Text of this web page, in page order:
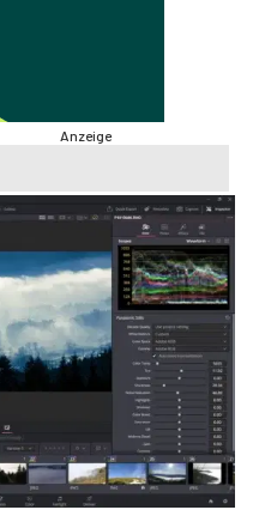
Anzeige